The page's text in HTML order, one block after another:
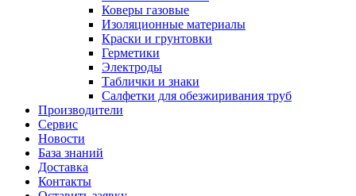
Коверы газовые
Изоляционные материалы
Краски и грунтовки
Герметики
Электроды
Таблички и знаки
Салфетки для обезжиривания труб
Производители
Сервис
Новости
База знаний
Доставка
Контакты